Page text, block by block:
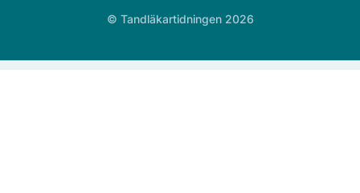
© Tandläkartidningen 2026